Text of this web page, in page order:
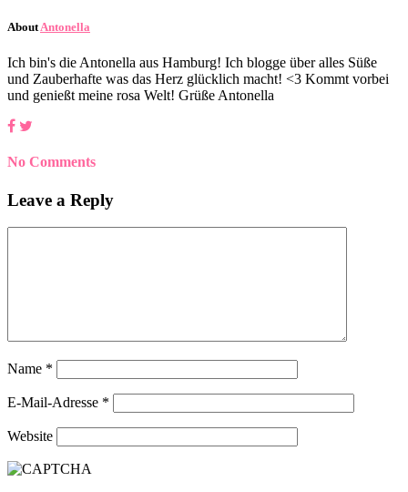
About Antonella
Ich bin's die Antonella aus Hamburg! Ich blogge über alles Süße
und Zauberhafte was das Herz glücklich macht! <3 Kommt vorbei
und genießt meine rosa Welt! Grüße Antonella
No Comments
Leave a Reply
Name *
E-Mail-Adresse *
Website